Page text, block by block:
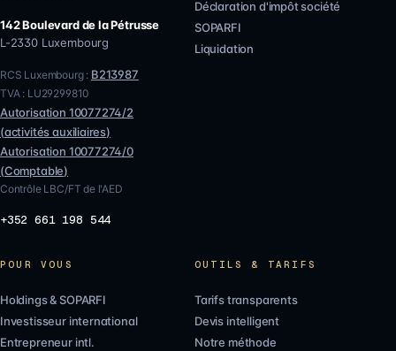
142 Boulevard de la Pétrusse
L-2330 Luxembourg
RCS Luxembourg : B213987
TVA : LU29299810
Autorisation 10077274/2
(activités auxiliaires)
Autorisation 10077274/0
(Comptable)
Contrôle LBC/FT de l'AED
+352 661 198 544
Déclaration d'impôt société
SOPARFI
Liquidation
POUR VOUS
Holdings & SOPARFI
Investisseur international
Entrepreneur intl.
OUTILS & TARIFS
Tarifs transparents
Devis intelligent
Notre méthode